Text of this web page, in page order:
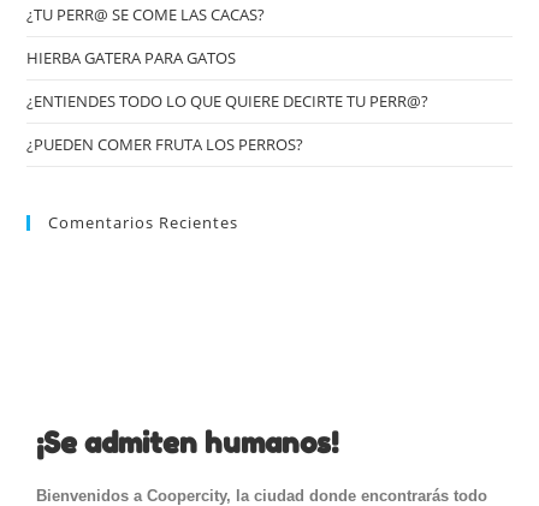
¿TU PERR@ SE COME LAS CACAS?
HIERBA GATERA PARA GATOS
¿ENTIENDES TODO LO QUE QUIERE DECIRTE TU PERR@?
¿PUEDEN COMER FRUTA LOS PERROS?
Comentarios Recientes
¡Se admiten humanos!
Bienvenidos a Coopercity, la ciudad donde encontrarás todo